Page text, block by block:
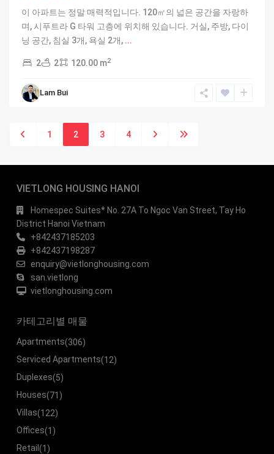
이 아파트는 정말 매력적입니다. 120㎡의 넓은 공간을 자랑하
며, 시푸트라 G 타워 고층에 위치해 있습니다. 거실, 주방, 다이
닝 공간, 침실 3개, 욕실 2개, ...
2 2 120.00 m2
Lam Bui
1 2 3 4
VIETLONG HOUSING HANOI
Homespec Suites* No. 27A To Ngoc Van Street, Tay Ho
District Hanoi Vietnam
+842437185203
+842437198287
enquiry@vietlonghousing.com
san.vietlong
vietlonghousing.com
카테고리별 매물
Apartments(306)
Serviced Apartments(12)
Duplexes(5)
Houses(71)
Villas(122)
Offices(1)
Retail (1)